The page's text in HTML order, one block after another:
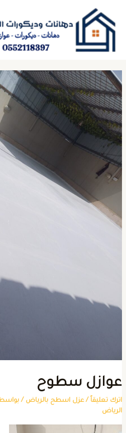
سطوح
تعليقاً / عزل اسطح بالرياض/ بواسطة